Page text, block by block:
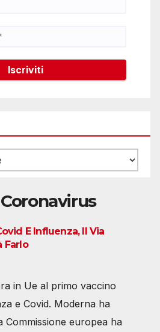
E Influenza, Il Via
Farlo
in Ue al primo vaccino
e Covid. Moderna ha
Commissione europea ha